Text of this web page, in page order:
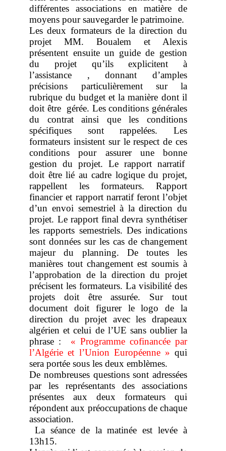
différentes associations en matière de
moyens pour sauvegarder le patrimoine.
Les deux formateurs de la direction du
projet MM. Boualem et Alexis
présentent ensuite un guide de gestion
du projet qu’ils explicitent à
l’assistance , donnant d’amples
précisions particulièrement sur la
rubrique du budget et la manière dont il
doit être gérée. Les conditions générales
du contrat ainsi que les conditions
spécifiques sont rappelées. Les
formateurs insistent sur le respect de ces
conditions pour assurer une bonne
gestion du projet. Le rapport narratif
doit être lié au cadre logique du projet,
rappellent les formateurs. Rapport
financier et rapport narratif feront l’objet
d’un envoi semestriel à la direction du
projet. Le rapport final devra synthétiser
les rapports semestriels. Des indications
sont données sur les cas de changement
majeur du planning. De toutes les
manières tout changement est soumis à
l’approbation de la direction du projet
précisent les formateurs. La visibilité des
projets doit être assurée. Sur tout
document doit figurer le logo de la
direction du projet avec les drapeaux
algérien et celui de l’UE sans oublier la
phrase : « Programme cofinancée par
l’Algérie et l’Union Européenne » qui
sera portée sous les deux emblèmes.
De nombreuses questions sont adressées
par les représentants des associations
présentes aux deux formateurs qui
répondent aux préoccupations de chaque
association.
La séance de la matinée est levée à
13h15.